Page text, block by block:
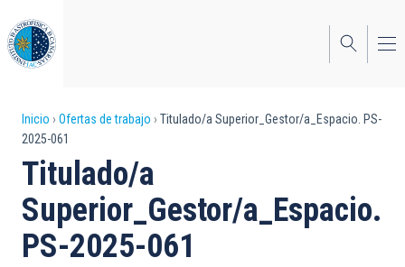
al
contenido
principal
Sobrescribir
enlaces
de
ayuda
a
Inicio Ofertas de trabajo
Titulado/a Superior_Gestor/a_Espacio. PS-
2025-061
Titulado/a
Superior_Gestor/a_Espacio.
PS-2025-061